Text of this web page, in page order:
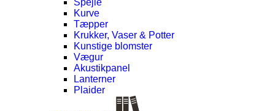
Spejle
Kurve
Tæpper
Krukker, Vaser & Potter
Kunstige blomster
Vægur
Akustikpanel
Lanterner
Plaider